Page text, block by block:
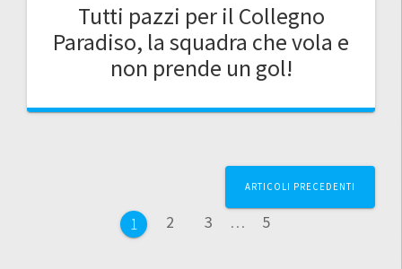
Tutti pazzi per il Collegno
Paradiso, la squadra che vola e
non prende un gol!
articoliPagina
1 Pagina
2 Pagina
3 … Pagina
5
ARTICOLI PRECEDENTI